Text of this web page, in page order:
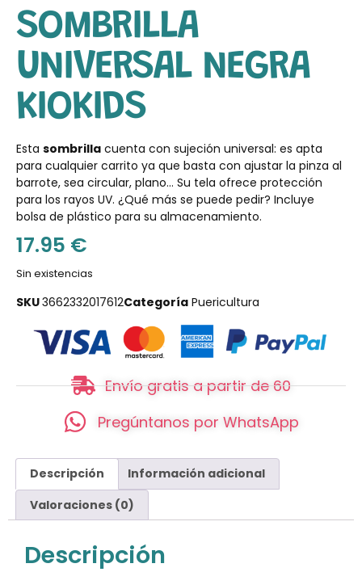
SOMBRILLA
UNIVERSAL NEGRA
KIOKIDS
Esta sombrilla cuenta con sujeción universal: es apta
para cualquier carrito ya que basta con ajustar la pinza al
barrote, sea circular, plano… Su tela ofrece protección
para los rayos UV. ¿Qué más se puede pedir? Incluye
bolsa de plástico para su almacenamiento.
17.95 €
Sin existencias
SKU3662332017612Categoría Puericultura
Envío gratis a partir de 60
Pregúntanos por WhatsApp
Descripción
Información adicional
Valoraciones (0)
Descripción